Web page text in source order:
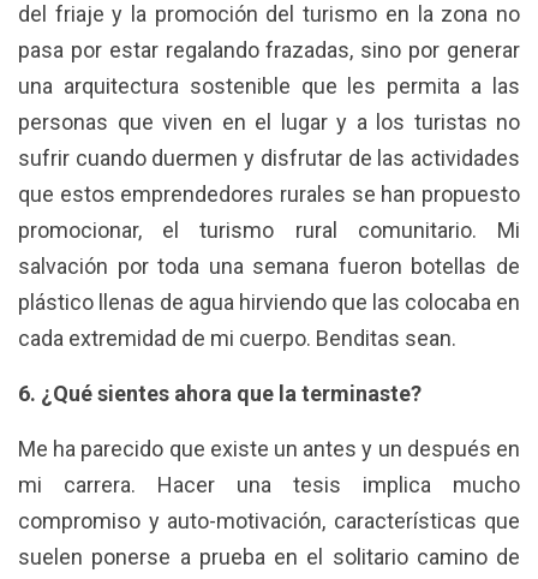
del friaje y la promoción del turismo en la zona no
pasa por estar regalando frazadas, sino por generar
una arquitectura sostenible que les permita a las
personas que viven en el lugar y a los turistas no
sufrir cuando duermen y disfrutar de las actividades
que estos emprendedores rurales se han propuesto
promocionar, el turismo rural comunitario. Mi
salvación por toda una semana fueron botellas de
plástico llenas de agua hirviendo que las colocaba en
cada extremidad de mi cuerpo. Benditas sean.
6. ¿Qué sientes ahora que la terminaste?
Me ha parecido que existe un antes y un después en
mi carrera. Hacer una tesis implica mucho
compromiso y auto-motivación, características que
suelen ponerse a prueba en el solitario camino de